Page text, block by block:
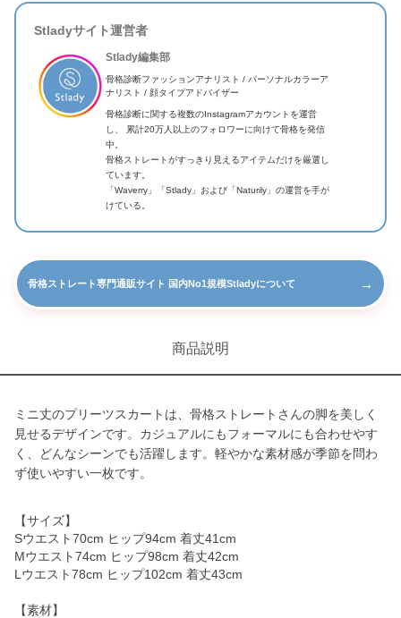
Stladyサイト運営者
Stlady編集部
骨格診断ファッションアナリスト / パーソナルカラーア
ナリスト / 顔タイプアドバイザー
骨格診断に関する複数のInstagramアカウントを運営
し、 累計20万人以上のフォロワーに向けて骨格を発信
中。
骨格ストレートがすっきり見えるアイテムだけを厳選し
ています。
「Waverry」「Stlady」および「Naturily」の運営を手が
けている。
骨格ストレート専門通販サイト 国内No1規模Stladyについて →
商品説明
ミニ丈のプリーツスカートは、骨格ストレートさんの脚を美しく
見せるデザインです。カジュアルにもフォーマルにも合わせやす
く、どんなシーンでも活躍します。軽やかな素材感が季節を問わ
ず使いやすい一枚です。
【サイズ】
Sウエスト70cm ヒップ94cm 着丈41cm
Mウエスト74cm ヒップ98cm 着丈42cm
Lウエスト78cm ヒップ102cm 着丈43cm
【素材】